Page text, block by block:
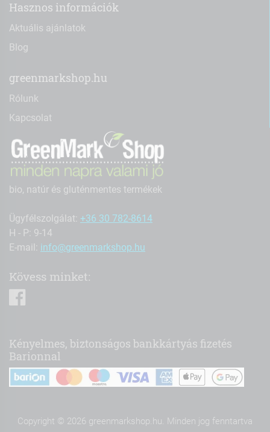
Hasznos információk
Aktuális ajánlatok
Blog
greenmarkshop.hu
Rólunk
Kapcsolat
bio, natúr és gluténmentes termékek
Ügyfélszolgálat: +36 30 782-8614
H - P: 9-14
E-mail: info@greenmarkshop.hu
Kövess minket:
Kényelmes, biztonságos bankkártyás fizetés
Barionnal
Copyright © 2026 greenmarkshop.hu. Minden jog fenntartva